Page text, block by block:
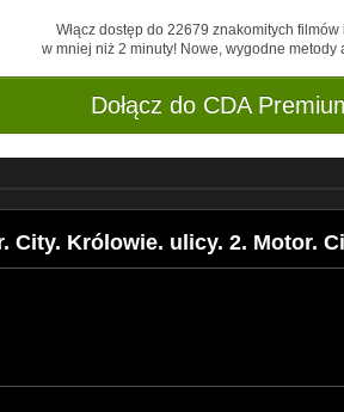
Włącz dostęp do 22679 znakomitych filmów
w mniej niż 2 minuty! Nowe, wygodne metody
Dołącz do CDA
City. Królowie. ulicy. 2. Motor.